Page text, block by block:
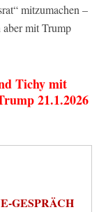
mitzumachen –
mit Trump
Tichy mit
21.1.2026
GESPRÄCH